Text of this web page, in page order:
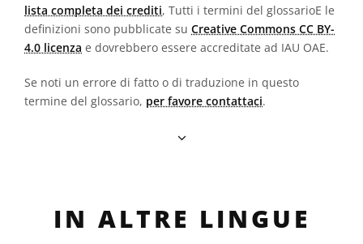
lista completa dei crediti, Tutti i termini del glossarioE le
definizioni sono pubblicate su Creative Commons CC BY-
4.0 licenza e dovrebbero essere accreditate ad IAU OAE.
Se noti un errore di fatto o di traduzione in questo
termine del glossario, per favore contattaci.
IN ALTRE LINGUE